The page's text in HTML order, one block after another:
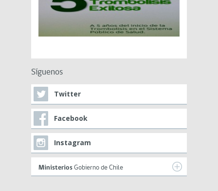
Síguenos
Twitter
Facebook
Instagram
Ministerios Gobierno de Chile